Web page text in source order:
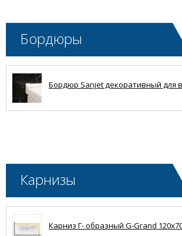
Бордюры
Бордюр Sanjet декоративный для
Карнизы
Карниз Г- образный G-Grand